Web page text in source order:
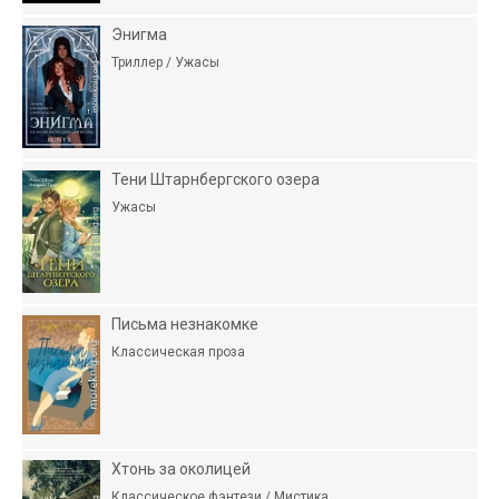
Энигма
Триллер / Ужасы
Тени Штарнбергского озера
Ужасы
Письма незнакомке
Классическая проза
Хтонь за околицей